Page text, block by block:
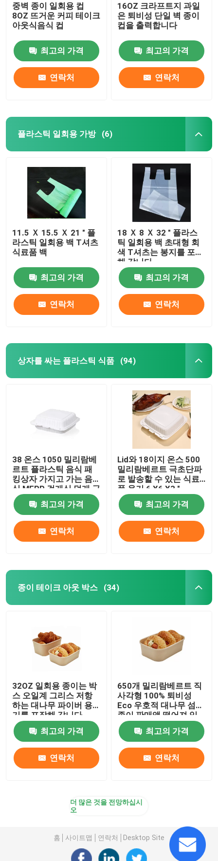
중벽 종이 일회용 컵
8OZ 뜨거운 커피 테이크
아웃식음식 컵
최고의 가격
연락처
16OZ 크라프트지 과일
은 퇴비성 단일 벽 종이
컵을 출력합니다
최고의 가격
연락처
플라스틱 일회용 가방 (6)
11.5 Ｘ 15.5 Ｘ 21 " 플
라스틱 일회용 백 T셔츠
식료품 백
최고의 가격
연락처
18 Ｘ 8 Ｘ 32 " 플라스
틱 일회용 백 초대형 회
색 T셔츠는 봉지를 포장
해 갑니다
최고의 가격
연락처
상자를 싸는 플라스틱 식품 (94)
38 온스 1050 밀리람베
르트 플라스틱 음식 패
킹상자 가지고 가는 음
식 MFPP 걸개식 덮개 극
초단파로 발송 가능 컨
테이너 9 X9 X2.8 "
최고의 가격
연락처
Lid와 18이지 온스 500
밀리람베르트 극초단파
로 발송할 수 있는 식료
품 용기 6 X6 X3 "
최고의 가격
연락처
종이 테이크 아웃 박스 (34)
32OZ 일회용 종이는 박
스 오일계 그리스 저항
하는 대나무 파이버 용
기를 포장해 갑니다
최고의 가격
연락처
650개 밀리람베르트 직
사각형 100% 퇴비성
Eco 우호적 대나무 섬유
종이 판매액 떨어져 있
는 컨테이너
최고의 가격
연락처
더 많은 것을 전망하십시
오
홈 사이트맵 연락처 Desktop Site